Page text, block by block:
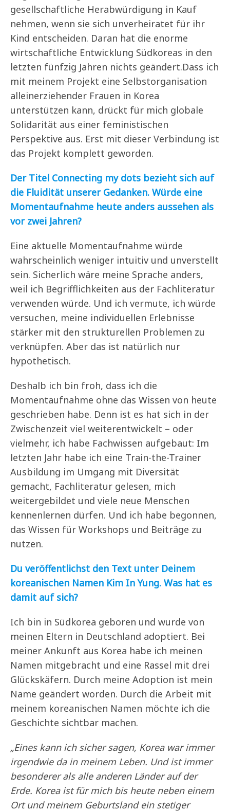
gesellschaftliche Herabwürdigung in Kauf
nehmen, wenn sie sich unverheiratet für ihr
Kind entscheiden. Daran hat die enorme
wirtschaftliche Entwicklung Südkoreas in den
letzten fünfzig Jahren nichts geändert.Dass ich
mit meinem Projekt eine Selbstorganisation
alleinerziehender Frauen in Korea
unterstützen kann, drückt für mich globale
Solidarität aus einer feministischen
Perspektive aus. Erst mit dieser Verbindung ist
das Projekt komplett geworden.
Der Titel Connecting my dots bezieht sich auf
die Fluidität unserer Gedanken. Würde eine
Momentaufnahme heute anders aussehen als
vor zwei Jahren?
Eine aktuelle Momentaufnahme würde
wahrscheinlich weniger intuitiv und unverstellt
sein. Sicherlich wäre meine Sprache anders,
weil ich Begrifflichkeiten aus der Fachliteratur
verwenden würde. Und ich vermute, ich würde
versuchen, meine individuellen Erlebnisse
stärker mit den strukturellen Problemen zu
verknüpfen. Aber das ist natürlich nur
hypothetisch.
Deshalb ich bin froh, dass ich die
Momentaufnahme ohne das Wissen von heute
geschrieben habe. Denn ist es hat sich in der
Zwischenzeit viel weiterentwickelt – oder
vielmehr, ich habe Fachwissen aufgebaut: Im
letzten Jahr habe ich eine Train-the-Trainer
Ausbildung im Umgang mit Diversität
gemacht, Fachliteratur gelesen, mich
weitergebildet und viele neue Menschen
kennenlernen dürfen. Und ich habe begonnen,
das Wissen für Workshops und Beiträge zu
nutzen.
Du veröffentlichst den Text unter Deinem
koreanischen Namen Kim In Yung. Was hat es
damit auf sich?
Ich bin in Südkorea geboren und wurde von
meinen Eltern in Deutschland adoptiert. Bei
meiner Ankunft aus Korea habe ich meinen
Namen mitgebracht und eine Rassel mit drei
Glückskäfern. Durch meine Adoption ist mein
Name geändert worden. Durch die Arbeit mit
meinem koreanischen Namen möchte ich die
Geschichte sichtbar machen.
„Eines kann ich sicher sagen, Korea war immer
irgendwie da in meinem Leben. Und ist immer
besonderer als alle anderen Länder auf der
Erde. Korea ist für mich bis heute neben einem
Ort und meinem Geburtsland ein stetiger